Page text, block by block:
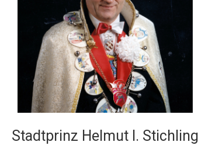
Stadtprinz Helmut I. Stichling